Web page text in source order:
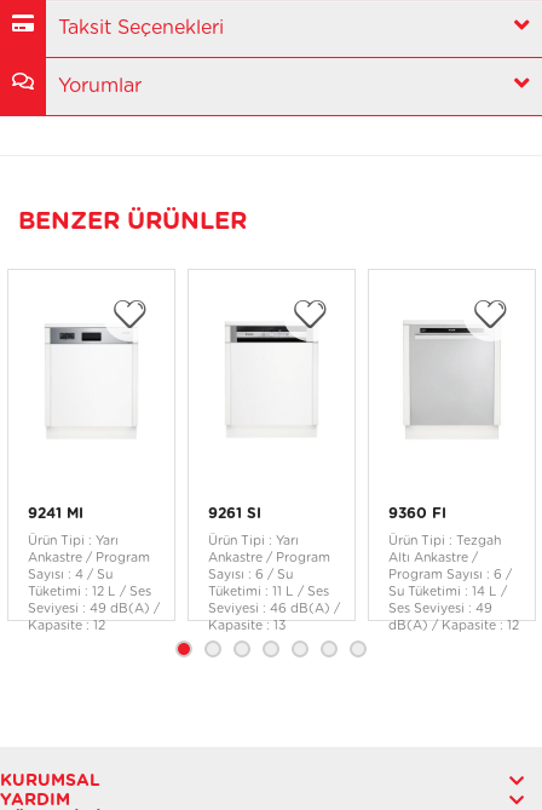
Taksit Seçenekleri
Yorumlar
BENZER ÜRÜNLER
9241 MI
Ürün Tipi : Yarı
Ankastre / Program
Sayısı : 4 / Su
Tüketimi : 12 L / Ses
Seviyesi : 49 dB(A) /
Kapasite : 12
9261 SI
Ürün Tipi : Yarı
Ankastre / Program
Sayısı : 6 / Su
Tüketimi : 11 L / Ses
Seviyesi : 46 dB(A) /
Kapasite : 13
9360 FI
Ürün Tipi : Tezgah
Altı Ankastre /
Program Sayısı : 6 /
Su Tüketimi : 14 L /
Ses Seviyesi : 49
dB(A) / Kapasite : 12
KURUMSAL
YARDIM